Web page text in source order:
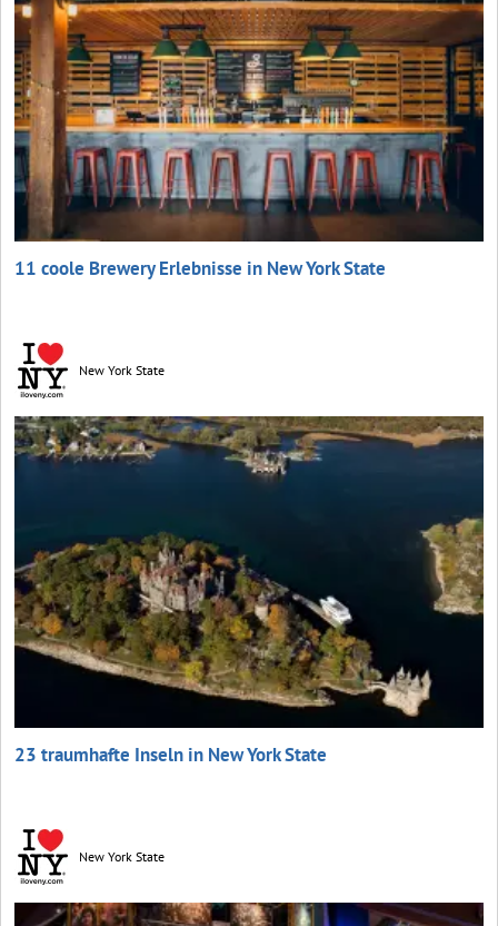
11 coole Brewery Erlebnisse in New York State
New York State
23 traumhafte Inseln in New York State
New York State